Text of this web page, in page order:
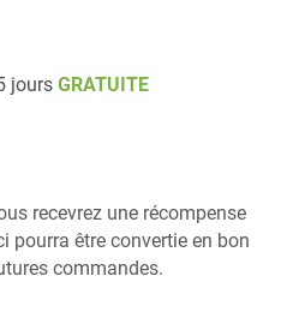
jours GRATUITE
recevrez une récompense
pourra être convertie en bon
commandes.